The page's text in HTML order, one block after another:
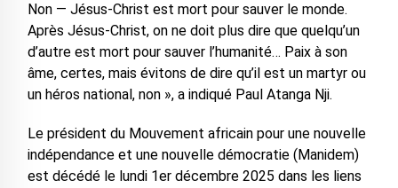
Non — Jésus-Christ est mort pour sauver le monde.
Après Jésus-Christ, on ne doit plus dire que quelqu’un
d’autre est mort pour sauver l’humanité… Paix à son
âme, certes, mais évitons de dire qu’il est un martyr ou
un héros national, non », a indiqué Paul Atanga Nji.
Le président du Mouvement africain pour une nouvelle
indépendance et une nouvelle démocratie (Manidem)
est décédé le lundi 1er décembre 2025 dans les liens